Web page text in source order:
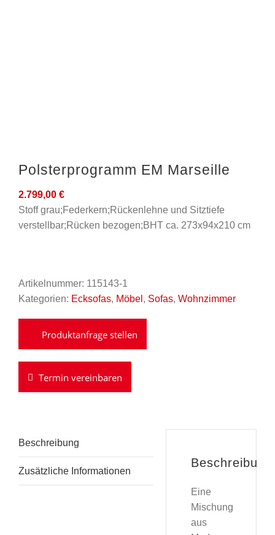
Polsterprogramm EM Marseille
2.799,00 €
Stoff grau;Federkern;Rückenlehne und Sitztiefe
verstellbar;Rücken bezogen;BHT ca. 273x94x210 cm
Artikelnummer: 115143-1
Kategorien: Ecksofas, Möbel , Sofas, Wohnzimmer
Termin vereinbaren
Beschreibung
Zusätzliche Informationen
Beschreibung
Eine
Mischung
aus